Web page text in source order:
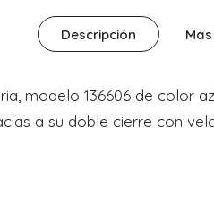
Descripción
modelo 136606 de color
a su doble cierre con